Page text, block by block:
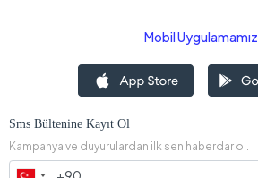
Mobil Uygulamamız
Sms Bültenine Kayıt Ol
Kampanya ve duyurulardan ilk sen haberdar ol.